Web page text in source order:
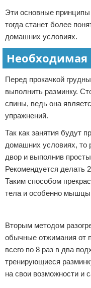
Эти основные
тогда станет более
домашних условиях.
Необходимая
Перед прокачкой
выполнить разминку.
спины, ведь она
упражнений.
Так как занятия будут
домашних условиях, то
двор и выполнив
Рекомендуется делать
Таким способом
тела и особенно
Вторым методом
обычные отжимания от
всего по 8 раз в два
тренирующиеся
на свои возможности и